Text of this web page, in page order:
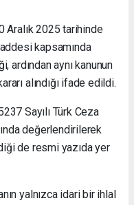
Aralık 2025 tarihinde
kapsamında
ardından aynı kanunun
alındığı ifade edildi.
Sayılı Türk Ceza
değerlendirilerek
de resmi yazıda yer
yalnızca idari bir ihlal